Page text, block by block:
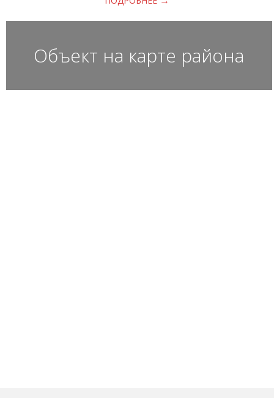
Объект на карте района